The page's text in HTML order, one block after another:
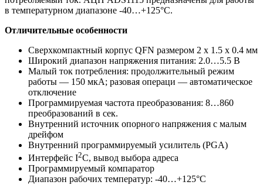
в температурном диапазоне -40…+125°C.
Отличительные особенности
Сверхкомпактный корпус QFN размером 2 х 1.5 х 0.4 мм
Широкий диапазон напряжения питания: 2.0…5.5 В
Малый ток потребления: продолжительный режим
работы — 150 мкА; разовая операци — автоматическое
отключение
Программируемая частота преобразования: 8…860
преобразований в сек.
Внутренний источник опорного напряжения с малым
дрейфом
Внутренний программируемый усилитель (PGA)
Интерфейс I2C, вывод выбора адреса
Программируемый компаратор
Диапазон рабочих температур: -40…+125°C